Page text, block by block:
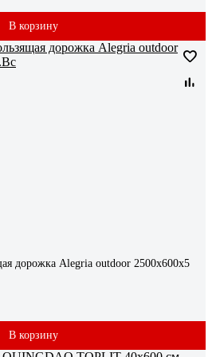
В корзину
дорожка Alegria outdoor 2500x600x5
В корзину